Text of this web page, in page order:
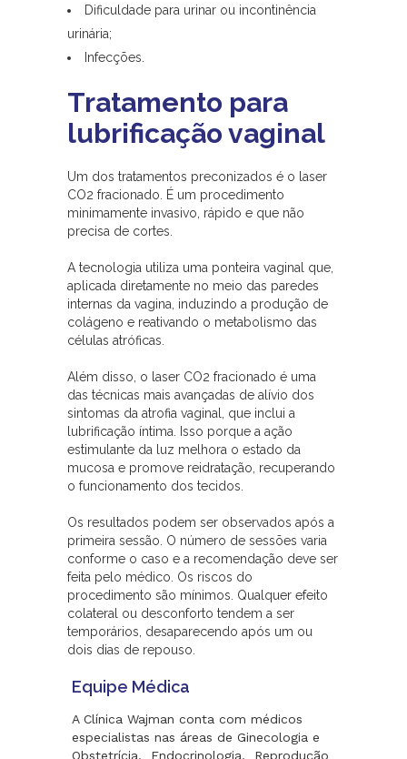
Dificuldade para urinar ou incontinência
urinária;
Infecções.
Tratamento para
lubrificação vaginal
Um dos tratamentos preconizados é o laser
CO2 fracionado. É um procedimento
minimamente invasivo, rápido e que não
precisa de cortes.
A tecnologia utiliza uma ponteira vaginal que,
aplicada diretamente no meio das paredes
internas da vagina, induzindo a produção de
colágeno e reativando o metabolismo das
células atróficas.
Além disso, o laser CO2 fracionado é uma
das técnicas mais avançadas de alívio dos
sintomas da atrofia vaginal, que inclui a
lubrificação íntima. Isso porque a ação
estimulante da luz melhora o estado da
mucosa e promove reidratação, recuperando
o funcionamento dos tecidos.
Os resultados podem ser observados após a
primeira sessão. O número de sessões varia
conforme o caso e a recomendação deve ser
feita pelo médico. Os riscos do
procedimento são mínimos. Qualquer efeito
colateral ou desconforto tendem a ser
temporários, desaparecendo após um ou
dois dias de repouso.
Equipe Médica
A Clínica Wajman conta com médicos
especialistas nas áreas de Ginecologia e
Obstetrícia, Endocrinologia, Reprodução